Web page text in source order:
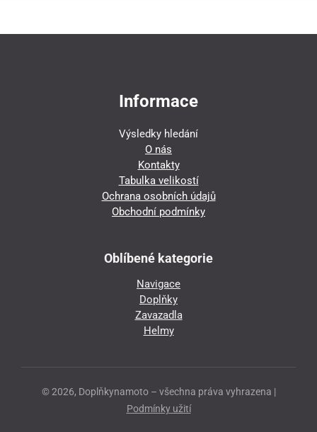
Informace
Výsledky hledání
O nás
Kontakty
Tabulka velikostí
Ochrana osobních údajů
Obchodní podmínky
Oblíbené kategorie
Navigace
Doplňky
Zavazadla
Helmy
© 2026, Doplňkynamoto – všechna práva vyhrazena |
Podmínky užití